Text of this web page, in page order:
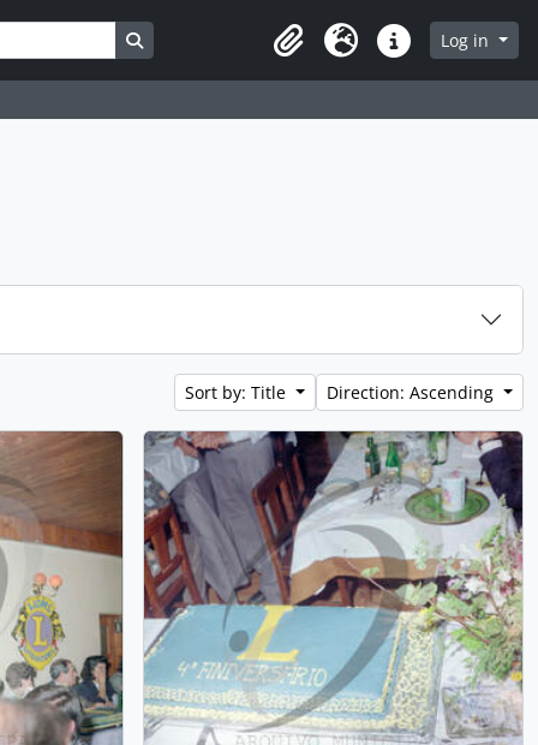
Search in browse page
ClipboardLanguageQuick linksLog in
Sort by: Title Direction: Ascending